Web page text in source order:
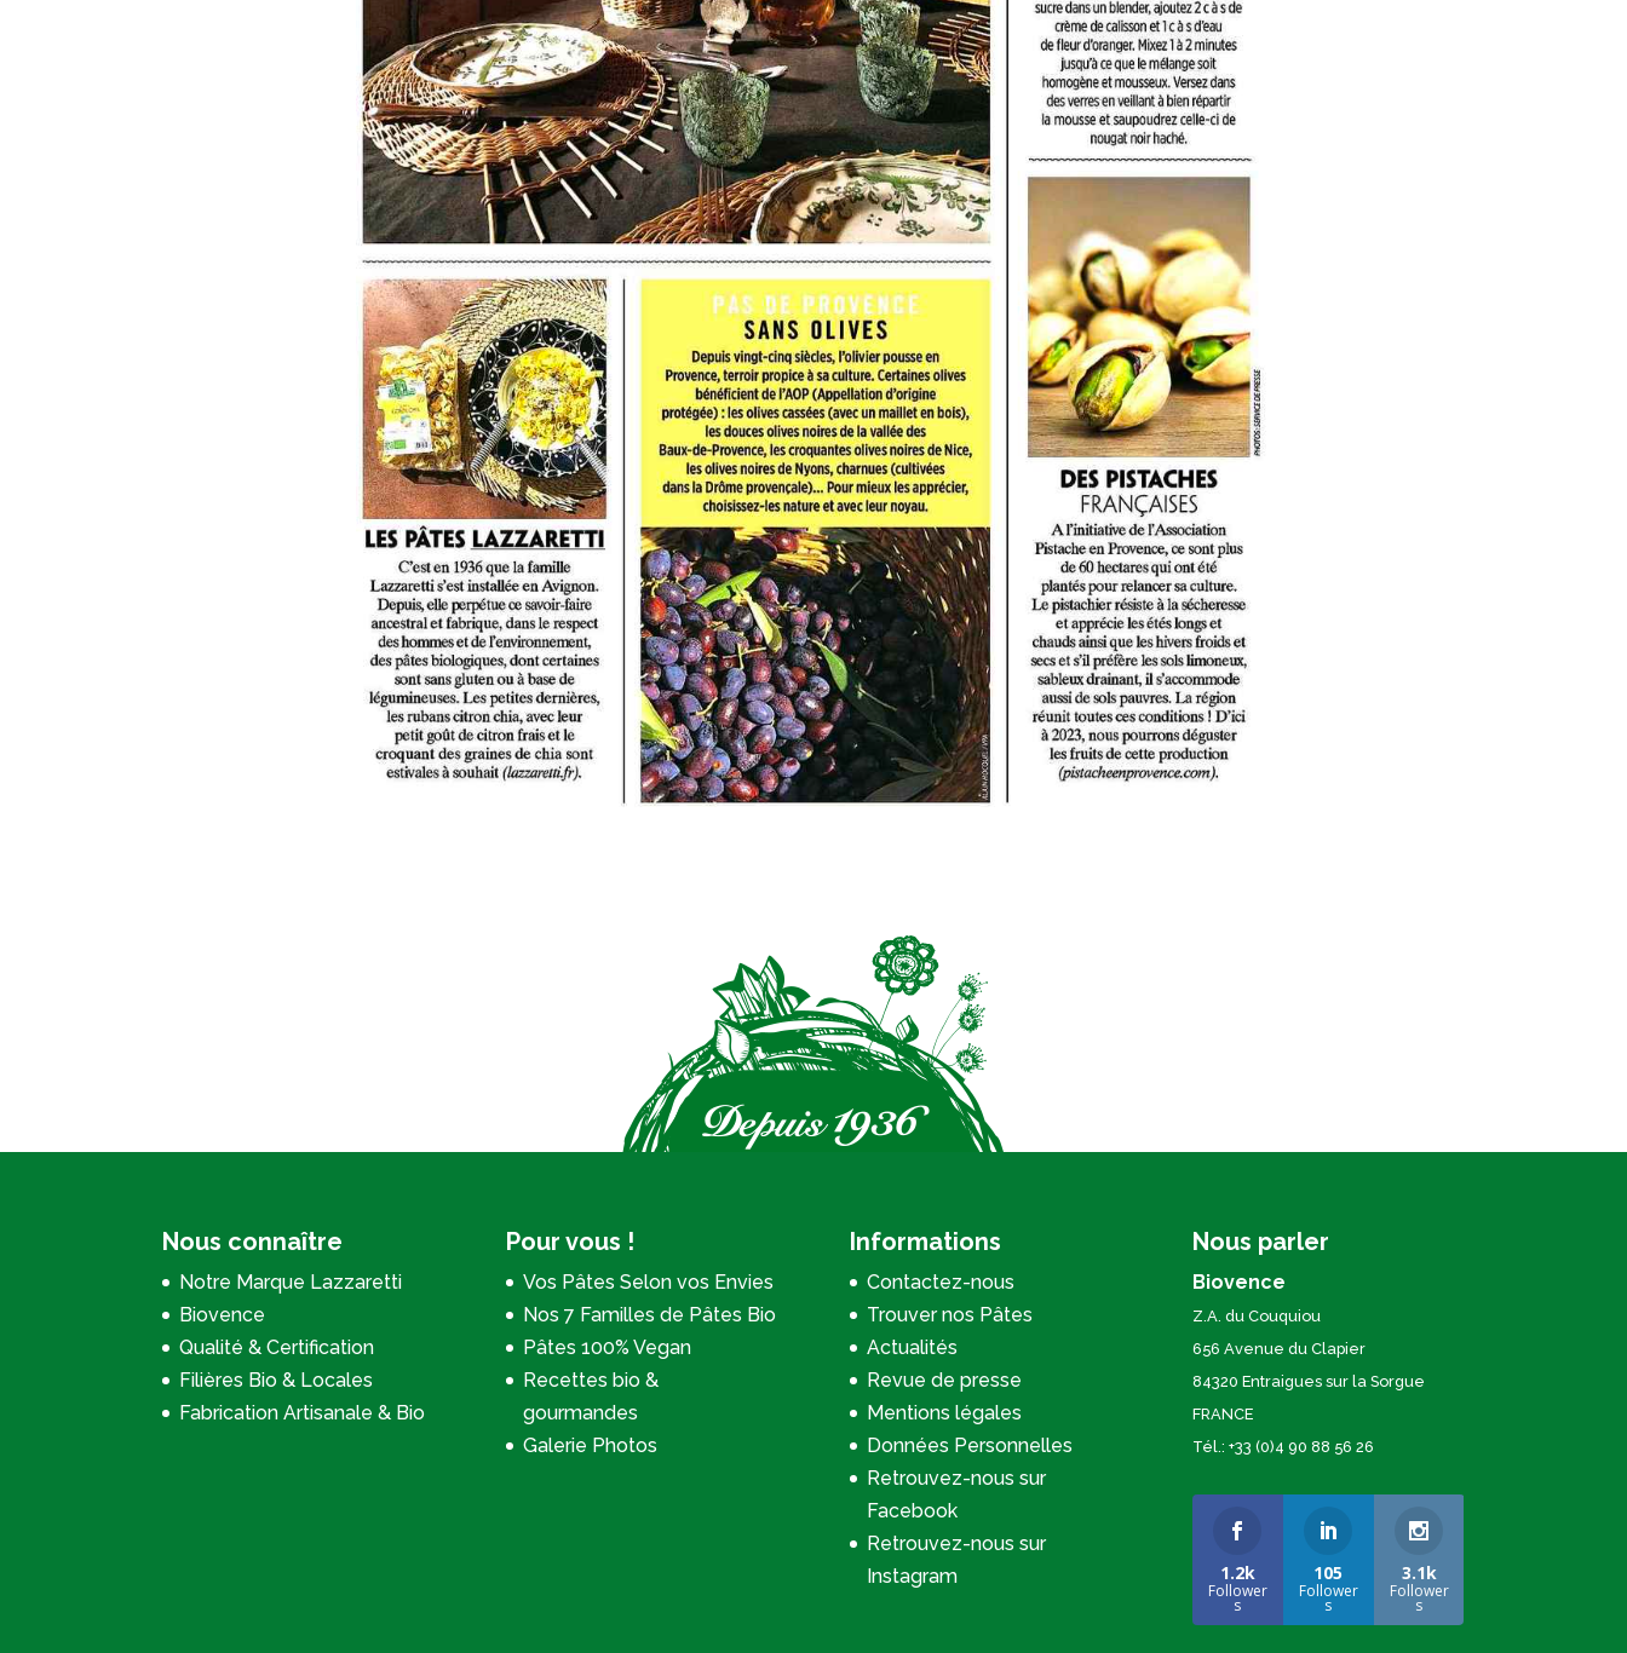
Nous connaître
Notre Marque Lazzaretti
Biovence
Qualité & Certification
Filières Bio & Locales
Fabrication Artisanale & Bio
Pour vous !
Vos Pâtes Selon vos Envies
Nos 7 Familles de Pâtes Bio
Pâtes 100% Vegan
Recettes bio &
gourmandes
Galerie Photos
Informations
Contactez-nous
Trouver nos Pâtes
Actualités
Revue de presse
Mentions légales
Données Personnelles
Retrouvez-nous sur
Facebook
Retrouvez-nous sur
Instagram
Nous parler
Biovence
Z.A. du Couquiou
656 Avenue du Clapier
84320 Entraigues sur la Sorgue
FRANCE
Tél.: +33 (0)4 90 88 56 26
1.2k
Follower
s
105
Follower
s
3.1k
Follower
s